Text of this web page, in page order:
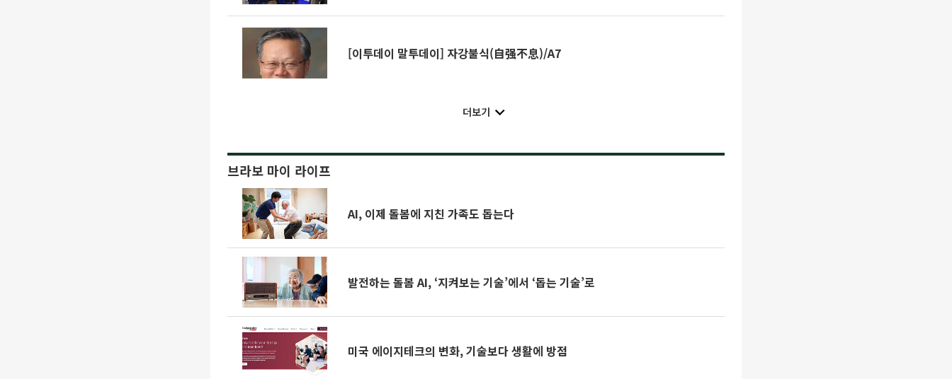
[이투데이 말투데이] 자강불식(自强不息)/A7
더보기
브라보 마이 라이프
AI, 이제 돌봄에 지친 가족도 돕는다
발전하는 돌봄 AI, ‘지켜보는 기술’에서 ‘돕는 기술’로
미국 에이지테크의 변화, 기술보다 생활에 방점